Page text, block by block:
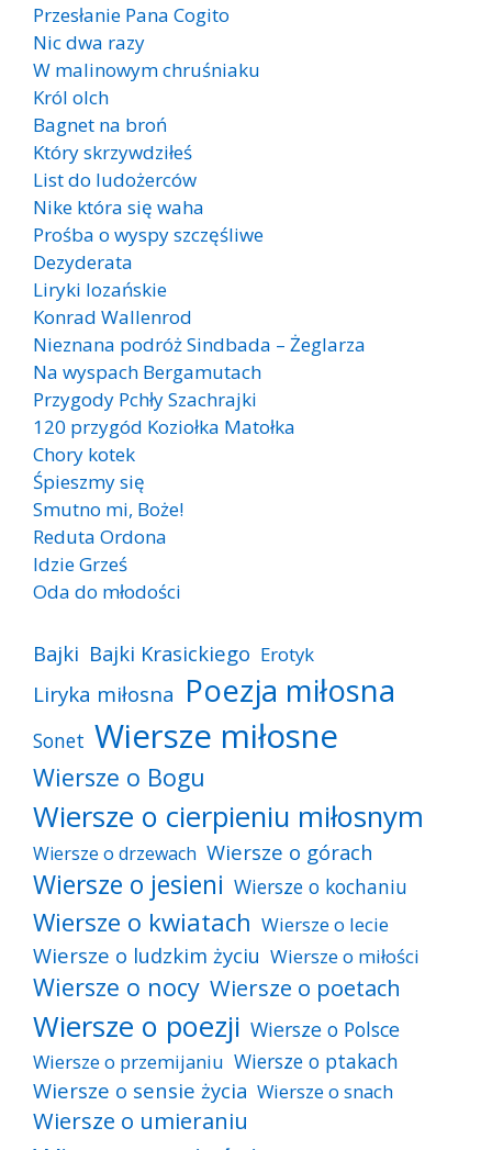
Przesłanie Pana Cogito
Nic dwa razy
W malinowym chruśniaku
Król olch
Bagnet na broń
Który skrzywdziłeś
List do ludożerców
Nike która się waha
Prośba o wyspy szczęśliwe
Dezyderata
Liryki lozańskie
Konrad Wallenrod
Nieznana podróż Sindbada – Żeglarza
Na wyspach Bergamutach
Przygody Pchły Szachrajki
120 przygód Koziołka Matołka
Chory kotek
Śpieszmy się
Smutno mi, Boże!
Reduta Ordona
Idzie Grześ
Oda do młodości
Bajki Bajki Krasickiego Erotyk
Liryka miłosna Poezja miłosna
Sonet Wiersze miłosne
Wiersze o Bogu
Wiersze o cierpieniu miłosnym
Wiersze o drzewach Wiersze o górach
Wiersze o jesieni Wiersze o kochaniu
Wiersze o kwiatach Wiersze o lecie
Wiersze o ludzkim życiu Wiersze o miłości
Wiersze o nocy Wiersze o poetach
Wiersze o poezji Wiersze o Polsce
Wiersze o przemijaniu Wiersze o ptakach
Wiersze o sensie życia Wiersze o snach
Wiersze o umieraniu